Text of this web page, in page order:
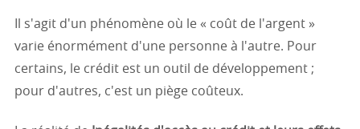
Il s'agit d'un phénomène où le « coût de l'argent »
varie énormément d'une personne à l'autre. Pour
certains, le crédit est un outil de développement ;
pour d'autres, c'est un piège coûteux.